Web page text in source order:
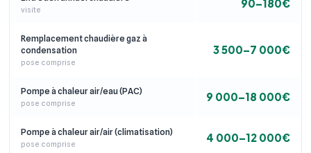
visite 90–180€
Remplacement chaudière gaz à
condensation
pose comprise
3 500–7 000€
Pompe à chaleur air/eau (PAC)
pose comprise 9 000–18 000€
Pompe à chaleur air/air (climatisation)
pose comprise 4 000–12 000€